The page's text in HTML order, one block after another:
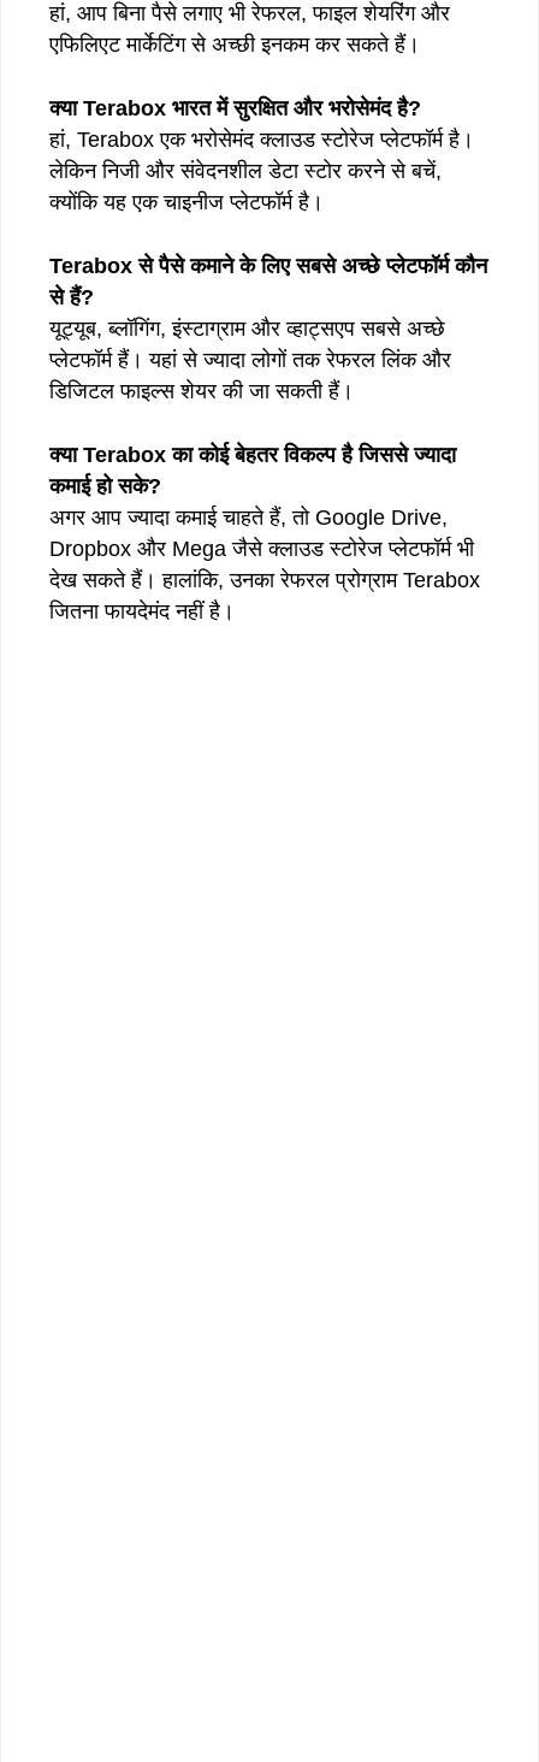
हां, आप बिना पैसे लगाए भी रेफरल, फाइल शेयरिंग और
एफिलिएट मार्केटिंग से अच्छी इनकम कर सकते हैं।
क्या Terabox भारत में सुरक्षित और भरोसेमंद है?
हां, Terabox एक भरोसेमंद क्लाउड स्टोरेज प्लेटफॉर्म है।
लेकिन निजी और संवेदनशील डेटा स्टोर करने से बचें,
क्योंकि यह एक चाइनीज प्लेटफॉर्म है।
Terabox से पैसे कमाने के लिए सबसे अच्छे प्लेटफॉर्म कौन
से हैं?
यूट्यूब, ब्लॉगिंग, इंस्टाग्राम और व्हाट्सएप सबसे अच्छे
प्लेटफॉर्म हैं। यहां से ज्यादा लोगों तक रेफरल लिंक और
डिजिटल फाइल्स शेयर की जा सकती हैं।
क्या Terabox का कोई बेहतर विकल्प है जिससे ज्यादा
कमाई हो सके?
अगर आप ज्यादा कमाई चाहते हैं, तो Google Drive,
Dropbox और Mega जैसे क्लाउड स्टोरेज प्लेटफॉर्म भी
देख सकते हैं। हालांकि, उनका रेफरल प्रोग्राम Terabox
जितना फायदेमंद नहीं है।